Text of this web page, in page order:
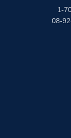
1-